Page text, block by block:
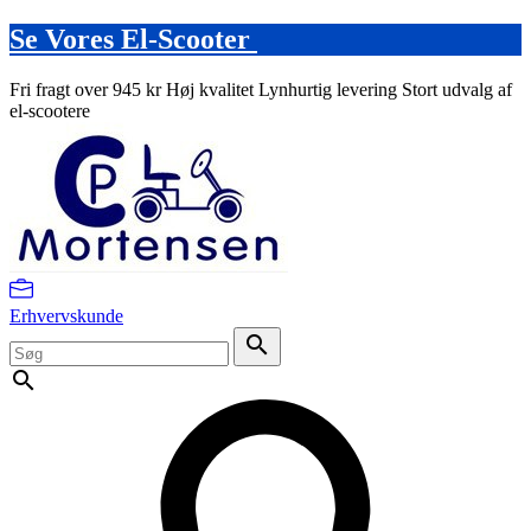
Se Vores El-Scooter
Fri fragt over 945 kr Høj kvalitet Lynhurtig levering Stort udvalg af
el-scootere
Erhvervskunde
search
search